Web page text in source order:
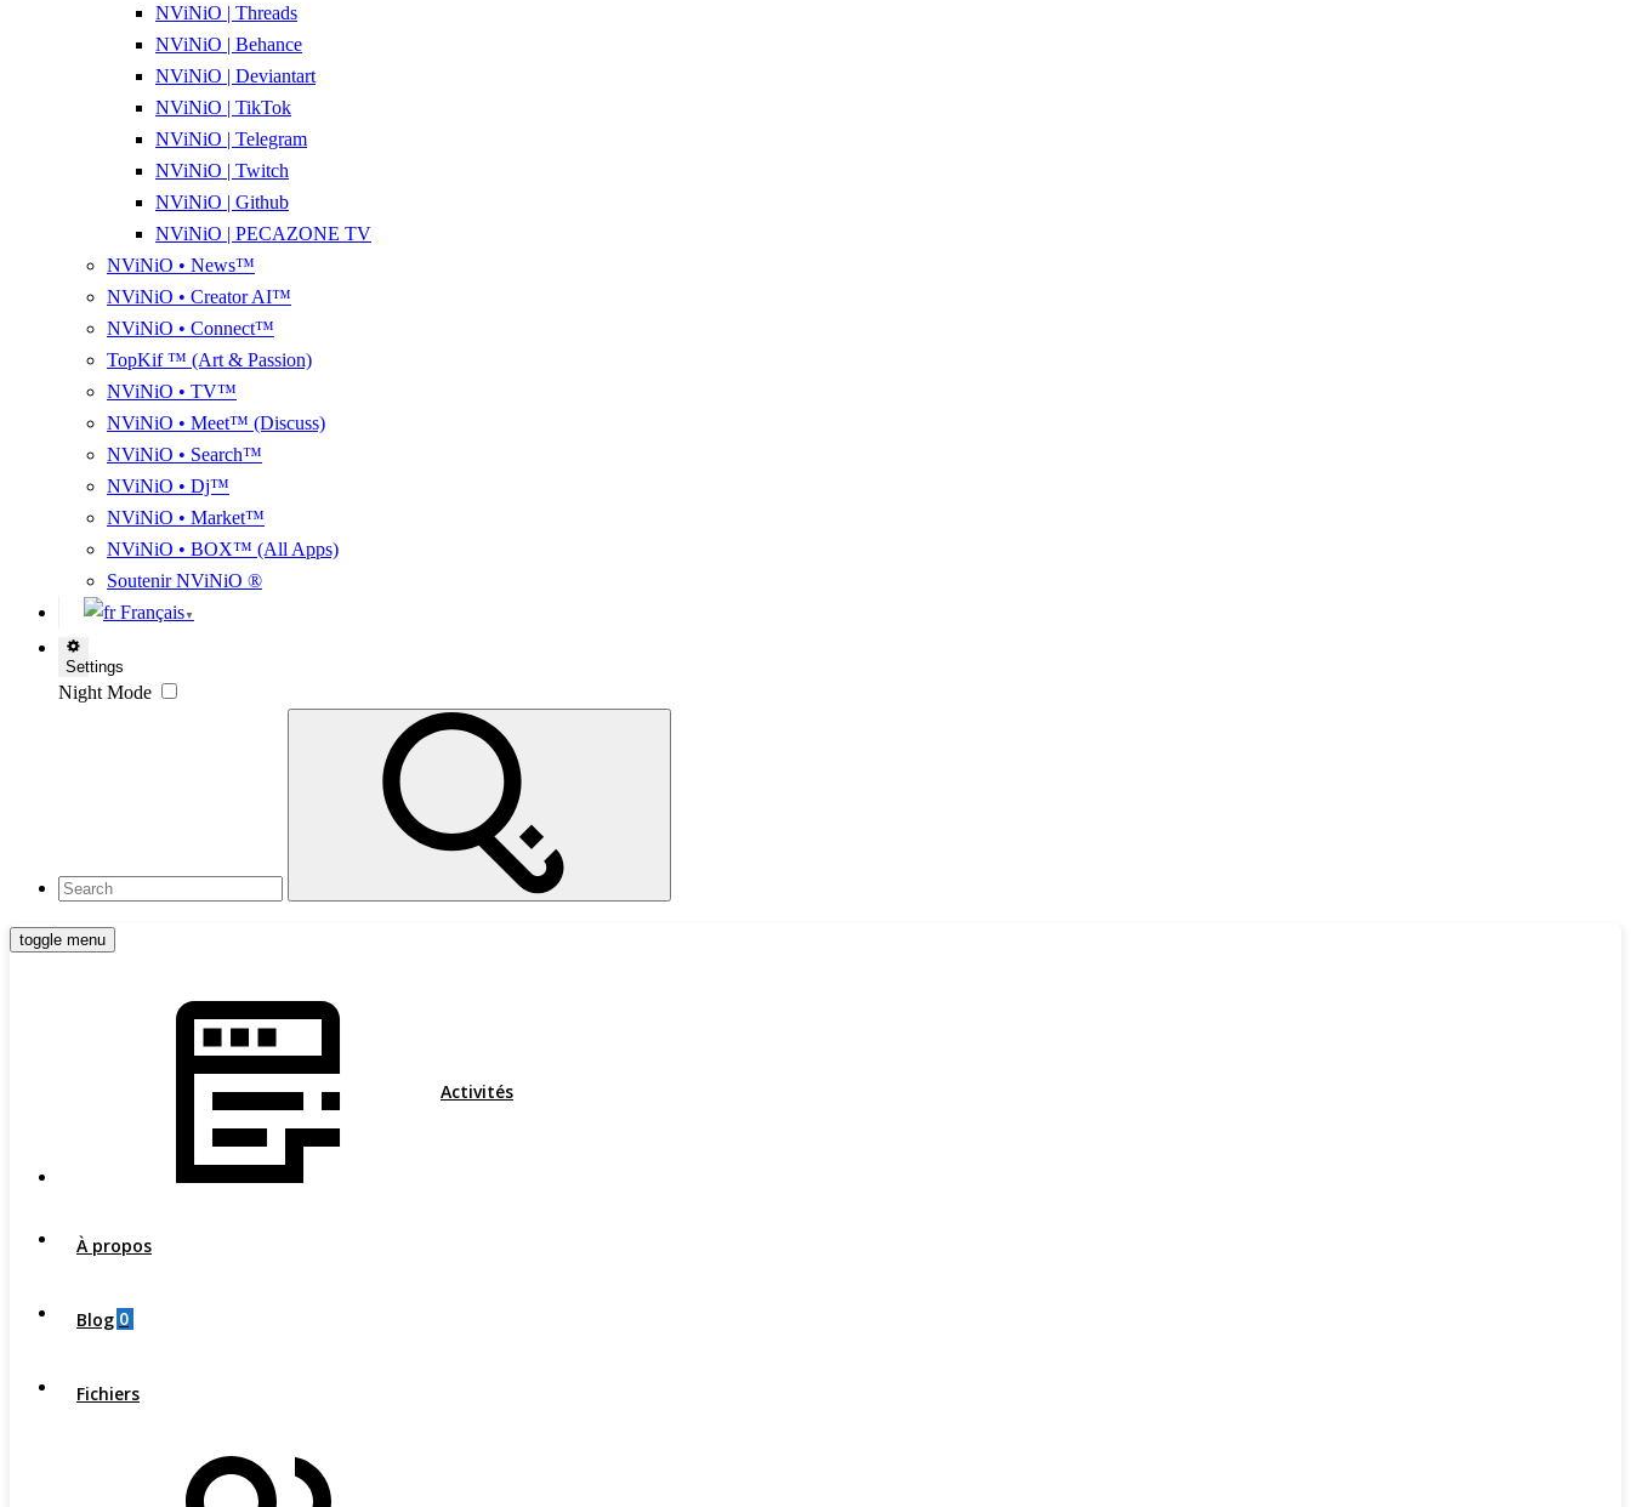
NViNiO | Threads
NViNiO | Behance
NViNiO | Deviantart
NViNiO | TikTok
NViNiO | Telegram
NViNiO | Twitch
NViNiO | Github
NViNiO | PECAZONE TV
NViNiO • News™
NViNiO • Creator AI™
NViNiO • Connect™
TopKif ™ (Art & Passion)
NViNiO • TV™
NViNiO • Meet™ (Discuss)
NViNiO • Search™
NViNiO • Dj™
NViNiO • Market™
NViNiO • BOX™ (All Apps)
Soutenir NViNiO ®
Français ▼
Settings
Night Mode
toggle menu
Activités
À propos
Blog 0
Fichiers